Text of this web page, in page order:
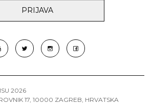
2026
17, 10000 ZAGREB, HRVATSKA